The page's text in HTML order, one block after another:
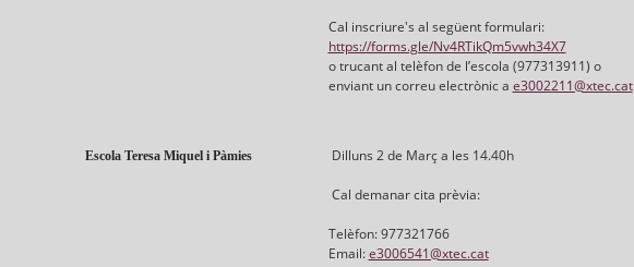
Cal inscriure's al següent formulari:
https://forms.gle/Nv4RTikQm5vwh34X7
o trucant al telèfon de l’escola (977313911) o
enviant un correu electrònic a e3002211@xtec.cat
Escola Teresa Miquel i Pàmies Dilluns 2 de Març a les 14.40h
Cal demanar cita prèvia:
Telèfon: 977321766
Email:e3006541@xtec.cat